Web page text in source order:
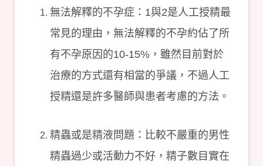
無法解釋的不孕症：1與2是人工授精最
常見的理由，無法解釋的不孕約佔了所
有不孕原因的10-15%，雖然目前對於
治療的方式還有相當的爭議，不過人工
授精還是許多醫師與患者考慮的方法。
精蟲或是精液問題：比較不嚴重的男性
精蟲過少或活動力不好，精子數目實在